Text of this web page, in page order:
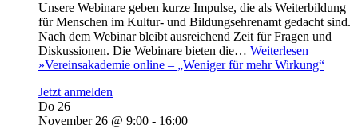
Unsere Webinare geben kurze Impulse, die als Weiterbildung
für Menschen im Kultur- und Bildungsehrenamt gedacht sind.
Nach dem Webinar bleibt ausreichend Zeit für Fragen und
Diskussionen. Die Webinare bieten die… Weiterlesen
»Vereinsakademie online – „Weniger für mehr Wirkung“
Jetzt anmelden
Do 26
November 26 @ 9:00 - 16:00